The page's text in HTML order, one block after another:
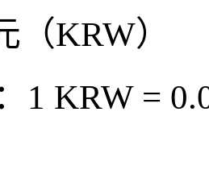
（KRW）
1 KRW =